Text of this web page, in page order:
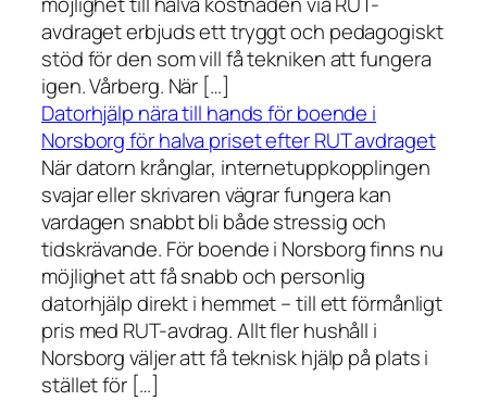
avdraget erbjuds ett tryggt och pedagogiskt
stöd för den som vill få tekniken att fungera
igen. Vårberg. När […]
Datorhjälp nära till hands för boende i
Norsborg för halva priset efter RUT avdraget
När datorn krånglar, internetuppkopplingen
svajar eller skrivaren vägrar fungera kan
vardagen snabbt bli både stressig och
tidskrävande. För boende i Norsborg finns nu
möjlighet att få snabb och personlig
datorhjälp direkt i hemmet – till ett förmånligt
pris med RUT-avdrag. Allt fler hushåll i
Norsborg väljer att få teknisk hjälp på plats i
stället för […]